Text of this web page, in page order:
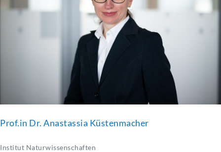
Prof.in Dr. Anastassia Küstenmacher
Institut Naturwissenschaften